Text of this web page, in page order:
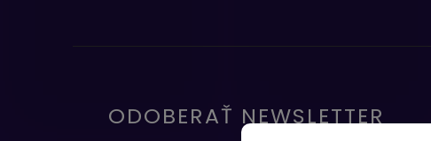
ODOBERAŤ NEWSLETTER